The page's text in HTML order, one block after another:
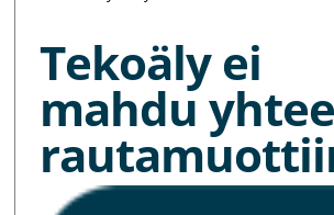
Tekoäly ei
mahdu